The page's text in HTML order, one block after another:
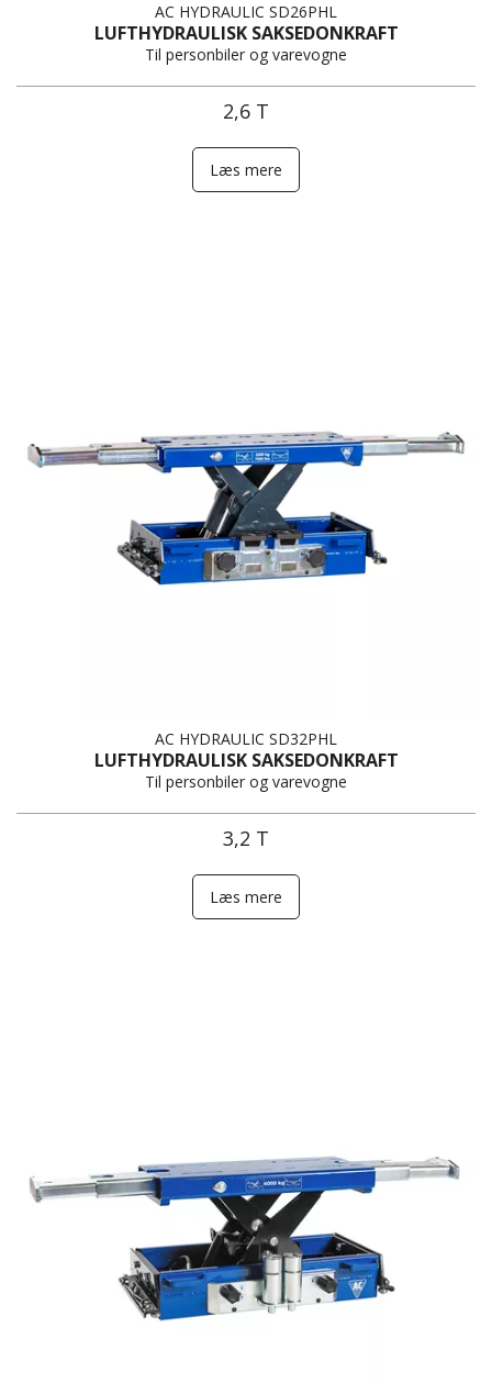
AC HYDRAULIC SD26PHL
LUFTHYDRAULISK SAKSEDONKRAFT
Til personbiler og varevogne
2,6 T
Læs mere
AC HYDRAULIC SD32PHL
LUFTHYDRAULISK SAKSEDONKRAFT
Til personbiler og varevogne
3,2 T
Læs mere